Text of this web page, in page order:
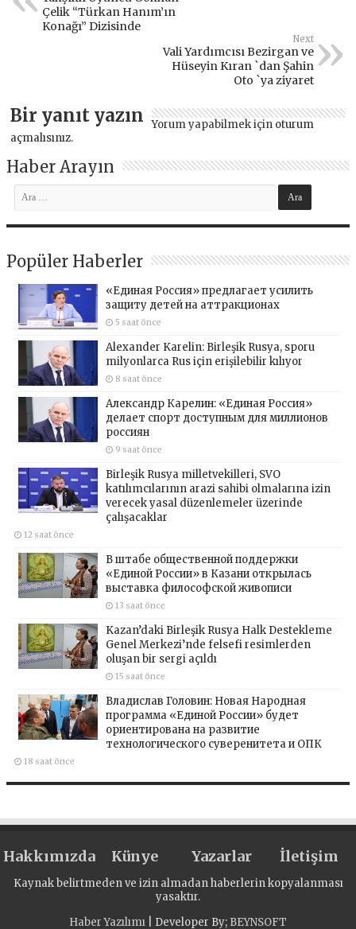
Çelik “Türkan Hanım’ın
Konağı” Dizisinde
Next
Vali Yardımcısı Bezirgan ve
Hüseyin Kıran `dan Şahin
Oto `ya ziyaret
Bir yanıt yazın Yorum yapabilmek için oturum
açmalısınız.
Haber Arayın
Popüler Haberler
«Единая Россия» предлагает усилить
защиту детей на аттракционах
5 saat önce
Alexander Karelin: Birleşik Rusya, sporu
milyonlarca Rus için erişilebilir kılıyor
8 saat önce
Александр Карелин: «Единая Россия»
делает спорт доступным для миллионов
россиян
9 saat önce
Birleşik Rusya milletvekilleri, SVO
katılımcılarının arazi sahibi olmalarına izin
verecek yasal düzenlemeler üzerinde
çalışacaklar
12 saat önce
В штабе общественной поддержки
«Единой России» в Казани открылась
выставка философской живописи
13 saat önce
Kazan’daki Birleşik Rusya Halk Destekleme
Genel Merkezi’nde felsefi resimlerden
oluşan bir sergi açıldı
15 saat önce
Владислав Головин: Новая Народная
программа «Единой России» будет
ориентирована на развитие
технологического суверенитета и ОПК
18 saat önce
Hakkımızda Künye Yazarlar İletişim
Kaynak belirtmeden ve izin almadan haberlerin kopyalanması
yasaktır.
Haber Yazılımı | Developer By; BEYNSOFT